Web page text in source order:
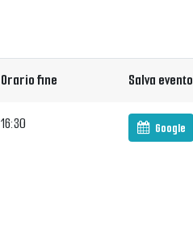
Orario fine Salva evento
16:30 Google